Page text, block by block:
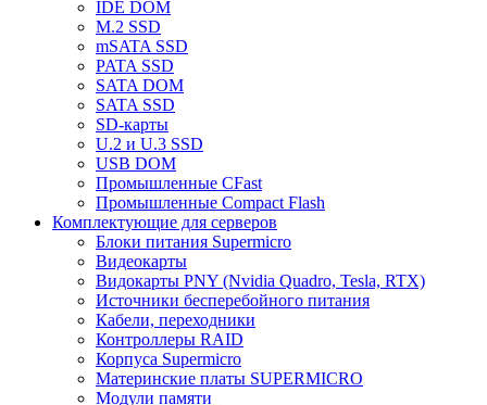
IDE DOM
M.2 SSD
mSATA SSD
PATA SSD
SATA DOM
SATA SSD
SD-карты
U.2 и U.3 SSD
USB DOM
Промышленные CFast
Промышленные Compact Flash
Комплектующие для серверов
Блоки питания Supermicro
Видеокарты
Видокарты PNY (Nvidia Quadro, Tesla, RTX)
Источники бесперебойного питания
Кабели, переходники
Контроллеры RAID
Корпуса Supermicro
Материнские платы SUPERMICRO
Модули памяти